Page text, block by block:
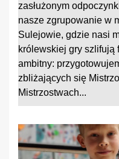
zasłużonym
nasze zgrupowanie w
Sulejowie, gdzie nasi
królewskiej gry szlifują
ambitny:
zbliżających się
Mistrzostwach...